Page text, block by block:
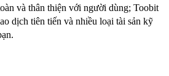
và thân thiện với người dùng; Toobit
dịch tiên tiến và nhiều loại tài sản kỹ